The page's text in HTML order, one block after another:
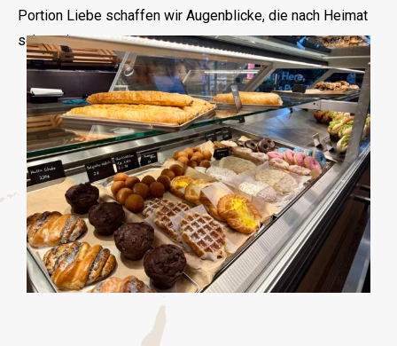
Portion Liebe schaffen wir Augenblicke, die nach Heimat
schmecken.